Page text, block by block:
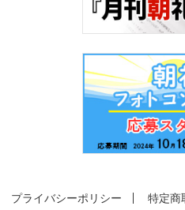
プライバシーポリシー 特定商